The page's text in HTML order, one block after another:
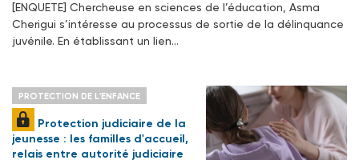
[ENQUETE] Chercheuse en sciences de l’éducation, Asma
Cherigui s’intéresse au processus de sortie de la délinquance
juvénile. En établissant un lien…
PROTECTION DE L'ENFANCE
Protection judiciaire de la
jeunesse : les familles d'accueil,
relais entre autorité judiciaire